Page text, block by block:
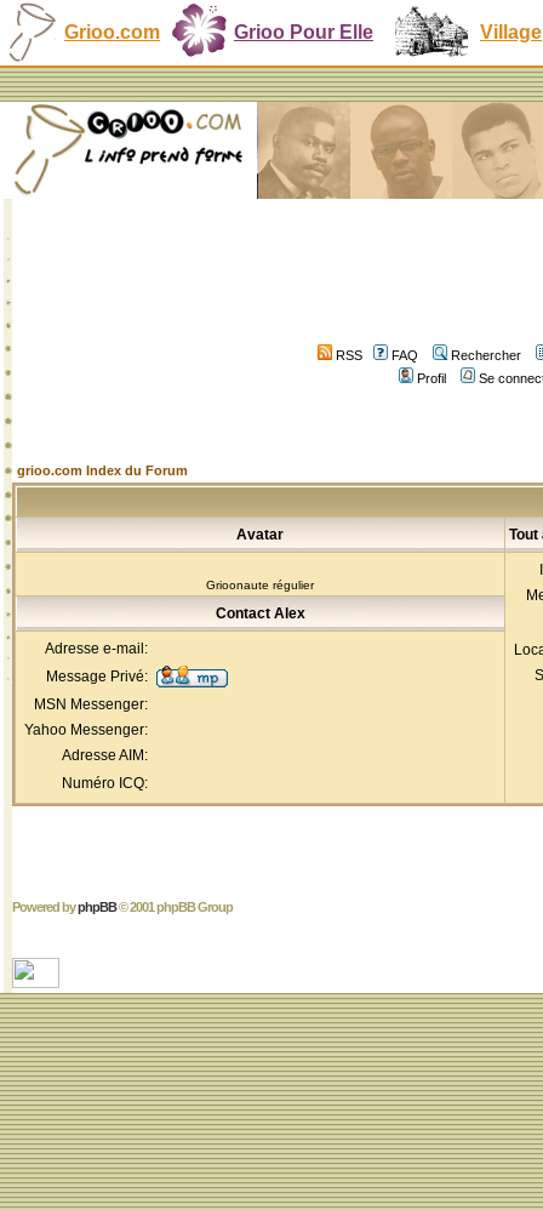
Grioo.com Grioo Pour Elle Village
RSS FAQ
Rechercher
Profil
Se
grioo.com Index du Forum
Avatar Tout
Grioonaute régulier
Contact Alex
Adresse e-mail:
Message Privé:
MSN Messenger:
Yahoo Messenger:
Adresse AIM:
Numéro ICQ:
Powered byphpBB© 2001 phpBB Group